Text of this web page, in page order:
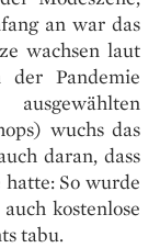
an war das
wachsen laut
der Pandemie
wuchs das
daran, dass
So wurde
kostenlose
tabu.